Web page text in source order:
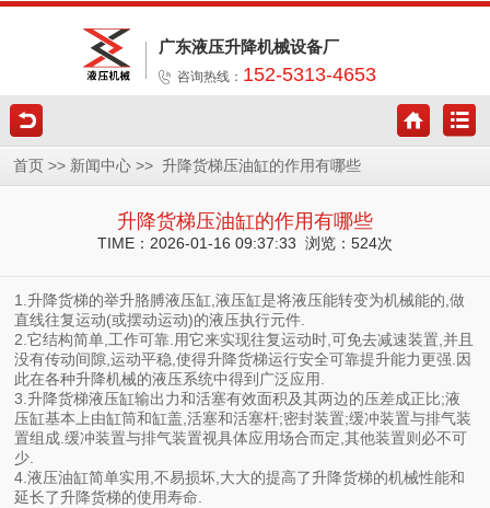
广东液压升降机械设备厂
咨询热线： 152-5313-4653
首页 >> 新闻中心 >> 升降货梯压油缸的作用有哪些
升降货梯压油缸的作用有哪些
TIME：2026-01-16 09:37:33 浏览：524次
1.升降货梯的举升胳膊液压缸,液压缸是将液压能转变为机械能的,做
直线往复运动(或摆动运动)的液压执行元件.
2.它结构简单,工作可靠.用它来实现往复运动时,可免去减速装置,并且
没有传动间隙,运动平稳,使得升降货梯运行安全可靠提升能力更强.因
此在各种升降机械的液压系统中得到广泛应用.
3.升降货梯液压缸输出力和活塞有效面积及其两边的压差成正比;液
压缸基本上由缸筒和缸盖,活塞和活塞杆;密封装置;缓冲装置与排气装
置组成.缓冲装置与排气装置视具体应用场合而定,其他装置则必不可
少.
4.液压油缸简单实用,不易损坏,大大的提高了升降货梯的机械性能和
延长了升降货梯的使用寿命.